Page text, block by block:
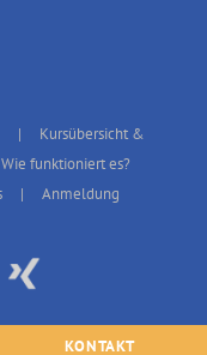
KONTAKT
Kursübersicht &
Wie funktioniert es?
Anmeldung
vorbehalten.Impressum|